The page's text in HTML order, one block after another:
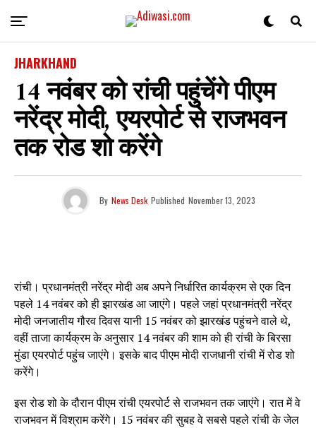
JHARKHAND
14 नवंबर को रांची पहुंचेंगे पीएम
नरेंद्र मोदी, एयरपोर्ट से राजभवन
तक रोड शो करेंगे
By News Desk Published November 13, 2023
रांची। प्रधानमंत्री नरेंद्र मोदी अब अपने निर्धारित कार्यक्रम से एक दिन
पहले 14 नवंबर को ही झारखंड आ जाएंगे। पहले जहां प्रधानमंत्री नरेंद्र
मोदी जनजातीय गौरव दिवस यानी 15 नवंबर को झारखंड पहुंचने वाले थे,
वहीं ताजा कार्यक्रम के अनुसार 14 नवंबर की शाम को ही रांची के बिरसा
मुंडा एयरपोर्ट पहुंच जाएंगे। इसके बाद पीएम मोदी राजधानी रांची में रोड शो
करेंगे।
इस रोड शो के दौरान पीएम रांची एयरपोर्ट से राजभवन तक जाएंगे। रात में वे
राजभवन में विश्राम करेंगे। 15 नवंबर की सुबह वे सबसे पहले रांची के जेल